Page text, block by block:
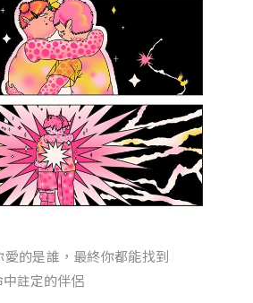
愛的是誰，最終你都能找到
註定的伴侶